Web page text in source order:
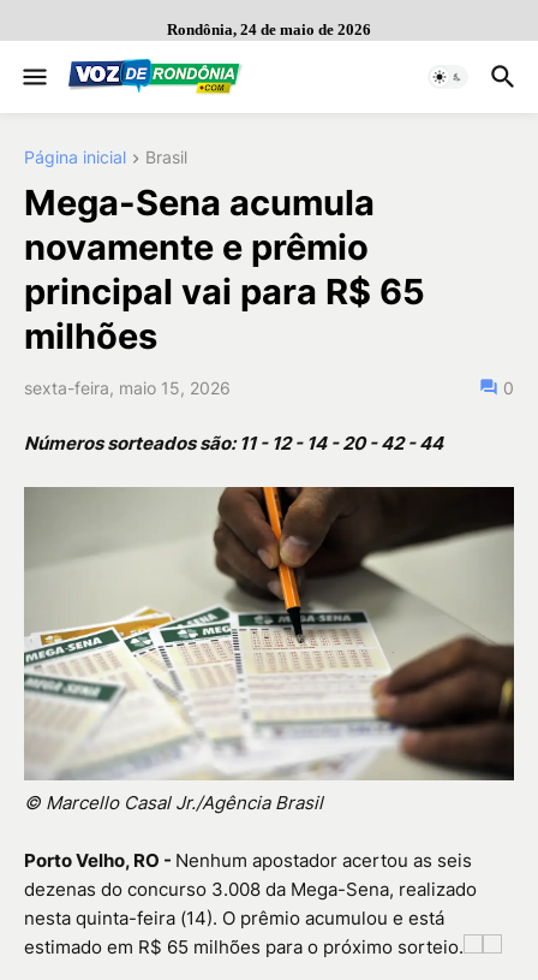
Rondônia, 24 de maio de 2026
Página inicial Brasil
Mega-Sena acumula
novamente e prêmio
principal vai para R$ 65
milhões
sexta-feira, maio 15, 2026 0
Números sorteados são: 11 - 12 - 14 - 20 - 42 - 44
© Marcello Casal Jr./Agência Brasil
Porto Velho, RO - Nenhum apostador acertou as seis
dezenas do concurso 3.008 da Mega-Sena, realizado
nesta quinta-feira (14). O prêmio acumulou e está
estimado em R$ 65 milhões para o próximo sorteio.